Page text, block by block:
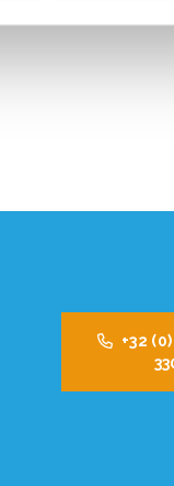
+32